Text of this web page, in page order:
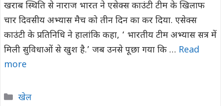
खराब स्थिति से नाराज भारत ने एसेक्स काउंटी टीम के खिलाफ
चार दिवसीय अभ्यास मैच को तीन दिन का कर दिया. एसेक्स
काउंटी के प्रतिनिधि ने हालांकि कहा, ‘ भारतीय टीम अभ्यास सत्र में
मिली सुविधाओं से खुश है.’ जब उनसे पूछा गया कि … Read
more
Categories
खेल